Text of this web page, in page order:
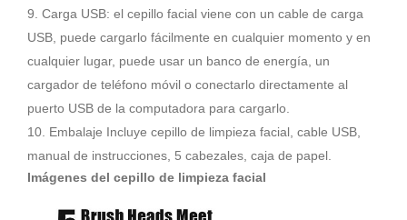
9. Carga USB: el cepillo facial viene con un cable de carga
USB, puede cargarlo fácilmente en cualquier momento y en
cualquier lugar, puede usar un banco de energía, un
cargador de teléfono móvil o conectarlo directamente al
puerto USB de la computadora para cargarlo.
10. Embalaje Incluye cepillo de limpieza facial, cable USB,
manual de instrucciones, 5 cabezales, caja de papel.
Imágenes del cepillo de limpieza facial